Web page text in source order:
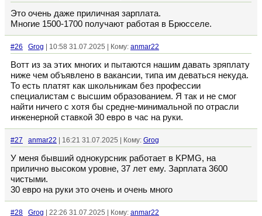
Это очень даже приличная зарплата.
Многие 1500-1700 получают работая в Брюсселе.
#26 Grog | 10:58 31.07.2025 | Кому: anmar22
Вотт из за этих многих и пытаются нашим давать зряплату
ниже чем объявлено в вакансии, типа им деваться некуда.
То есть платят как школьникам без профессии
специалистам с высшим образованием. Я так и не смог
найти ничего с хотя бы средне-минимальной по отрасли
инженерной ставкой 30 евро в час на руки.
#27 anmar22 | 16:21 31.07.2025 | Кому: Grog
У меня бывший однокурсник работает в KPMG, на
прилично высоком уровне, 37 лет ему. Зарплата 3600
чистыми.
30 евро на руки это очень и очень много
#28 Grog | 22:26 31.07.2025 | Кому: anmar22